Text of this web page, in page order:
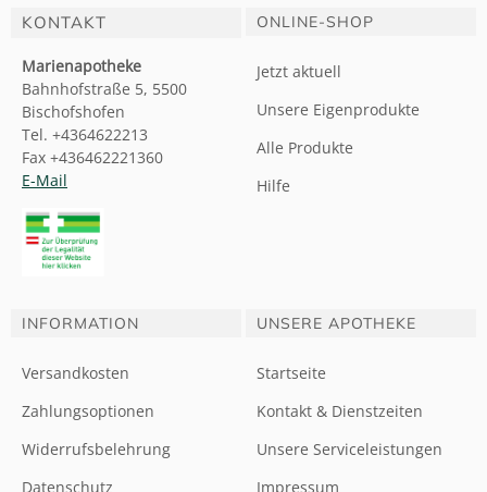
KONTAKT
Marienapotheke
Bahnhofstraße 5, 5500
Bischofshofen
Tel. +4364622213
Fax +436462221360
E-Mail
ONLINE-SHOP
Jetzt aktuell
Unsere Eigenprodukte
Alle Produkte
Hilfe
INFORMATION
Versandkosten
Zahlungsoptionen
Widerrufsbelehrung
Datenschutz
UNSERE APOTHEKE
Startseite
Kontakt & Dienstzeiten
Unsere Serviceleistungen
Impressum